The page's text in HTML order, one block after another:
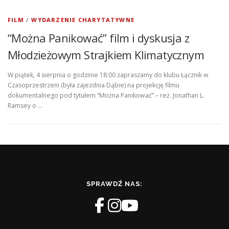
FILM /WYDARZENIE CHARYTATYWNE
“Można Panikować” film i dyskusja z
Młodzieżowym Strajkiem Klimatycznym
W piątek, 4 sierpnia o godzinie 18:00 zapraszamy do klubu Łącznik w
Czasoprzestrzeni (była zajezdnia Dąbie) na projekcję filmu
dokumentalnego pod tytułem “Można Panikować” – reż. Jonathan L.
Ramsey o …
SPRAWDŹ NAS: